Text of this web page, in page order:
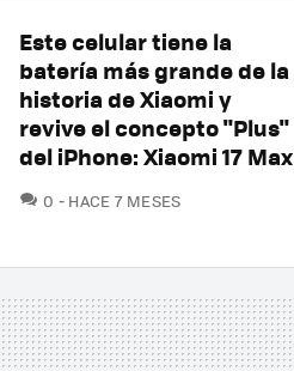
Este celular tiene la
batería más grande de la
historia de Xiaomi y
revive el concepto "Plus"
del iPhone: Xiaomi 17 Max
0 COMENTARIOS
HACE 7 MESES